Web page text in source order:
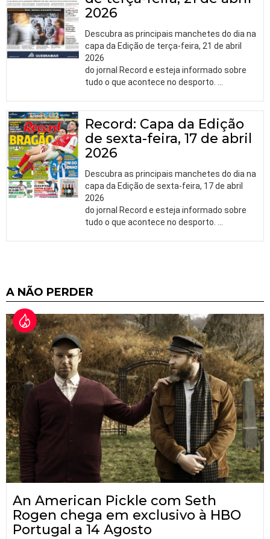
2026
Descubra as principais manchetes do dia na
capa da Edição de terça-feira, 21 de abril
2026
do jornal Record e esteja informado sobre
tudo o que acontece no desporto.
Record: Capa da Edição
de sexta-feira, 17 de abril
2026
Descubra as principais manchetes do dia na
capa da Edição de sexta-feira, 17 de abril
2026
do jornal Record e esteja informado sobre
tudo o que acontece no desporto.
A NÃO PERDER
An American Pickle com Seth
Rogen chega em exclusivo à HBO
Portugal a 14 Agosto